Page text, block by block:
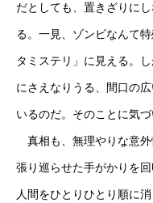
だとしても、置きざりに
る。一見、ゾンビなんて
タミステリ」に見える。
にさえなりうる、間口の
いるのだ。そのことに気づ
真相も、無理やりな意外
張り巡らせた手がかりを
人間をひとりひとり順に